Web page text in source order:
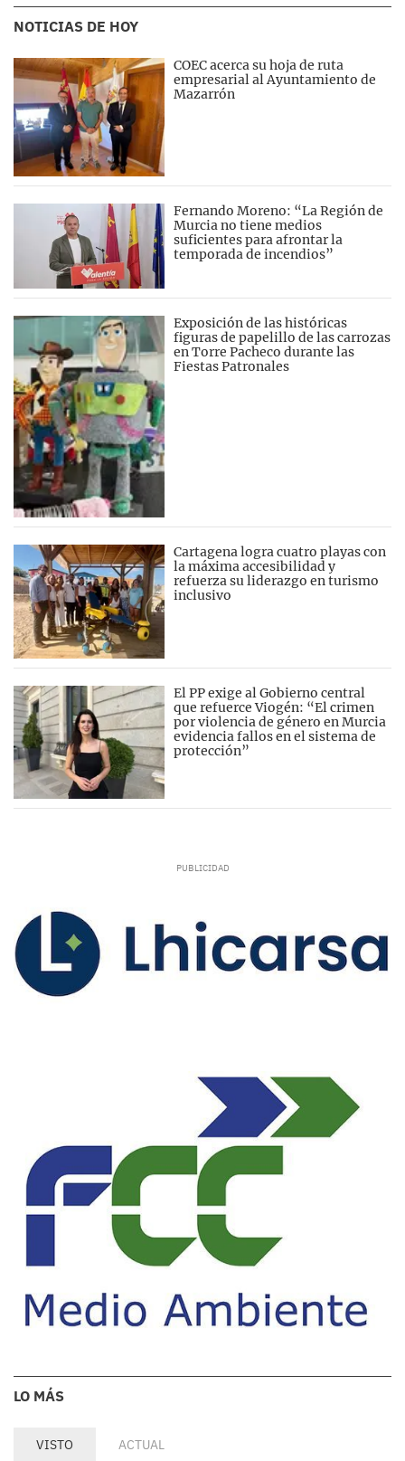
NOTICIAS DE HOY
COEC acerca su hoja de ruta
empresarial al Ayuntamiento de
Mazarrón
Fernando Moreno: “La Región de
Murcia no tiene medios
suficientes para afrontar la
temporada de incendios”
Exposición de las históricas
figuras de papelillo de las carrozas
en Torre Pacheco durante las
Fiestas Patronales
Cartagena logra cuatro playas con
la máxima accesibilidad y
refuerza su liderazgo en turismo
inclusivo
El PP exige al Gobierno central
que refuerce Viogén: “El crimen
por violencia de género en Murcia
evidencia fallos en el sistema de
protección”
LO MÁS
VISTO ACTUAL